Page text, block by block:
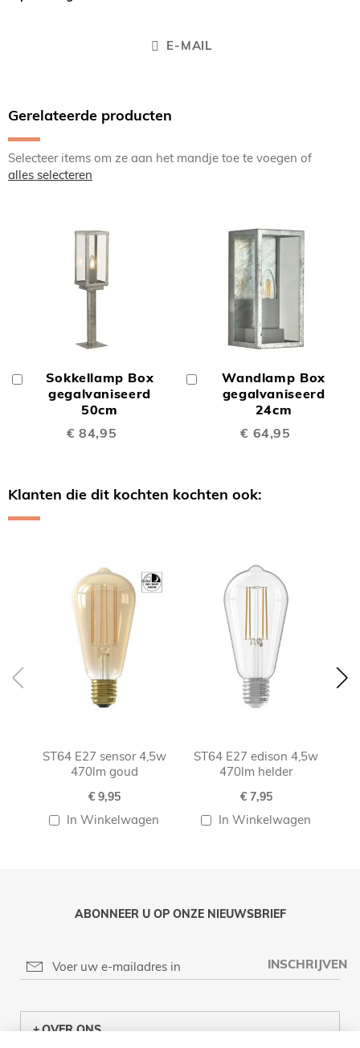
E-MAIL
Gerelateerde producten
Selecteer items om ze aan het mandje toe te voegen of
alles selecteren
Sokkellamp Box
gegalvaniseerd
50cm
€ 84,95
Winkelwagen
Wandlamp Box
gegalvaniseerd
24cm
€ 64,95
Winkelwagen
Klanten die dit kochten kochten ook:
ST64 E27 sensor 4,5w
470lm goud
€ 9,95
In Winkelwagen
ST64 E27 edison 4,5w
470lm helder
€ 7,95
In Winkelwagen
ABONNEER U OP ONZE NIEUWSBRIEF
INSCHRIJVEN
OVER ONS